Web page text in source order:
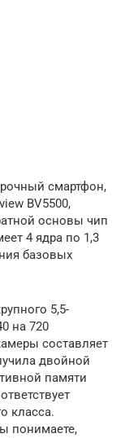
смартфон,
BV5500,
основы чип
4 ядра по 1,3
базовых
5,5-
на 720
составляет
двойной
памяти
класса.
понимаете,